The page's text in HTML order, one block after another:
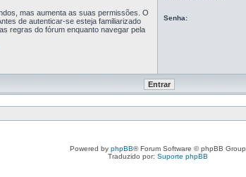
mas aumenta as suas permissões. O
de autenticar-se esteja familiarizado
regras do fórum enquanto navegar pela
Senha:
Powered by phpBB® Forum Software © phpBB Group
Traduzido por: Suporte phpBB